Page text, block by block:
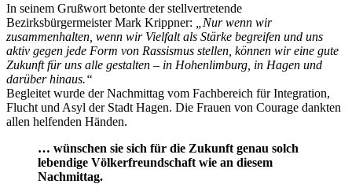
In seinem Grußwort betonte der stellvertretende
Bezirksbürgermeister Mark Krippner:
„Nur wenn wir
zusammenhalten, wenn wir Vielfalt als Stärke begreifen und uns
aktiv gegen jede Form von Rassismus stellen, können wir eine gute
Zukunft für uns alle gestalten – in Hohenlimburg, in Hagen und
darüber hinaus.“
Begleitet wurde der Nachmittag vom Fachbereich für Integration,
Flucht und Asyl der Stadt Hagen. Die Frauen von Courage dankten
allen helfenden Händen.
… wünschen sie sich für die Zukunft genau solch
lebendige Völkerfreundschaft wie an diesem
Nachmittag.